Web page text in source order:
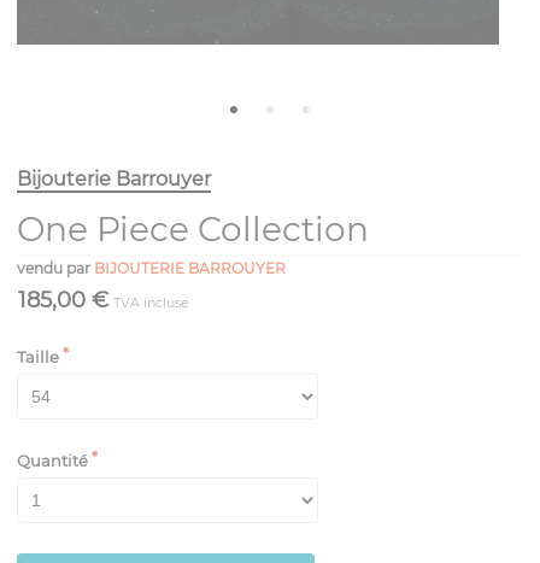
Bijouterie Barrouyer
One Piece Collection
vendu par BIJOUTERIE BARROUYER
185,00 € TVA incluse
Taille
Quantité